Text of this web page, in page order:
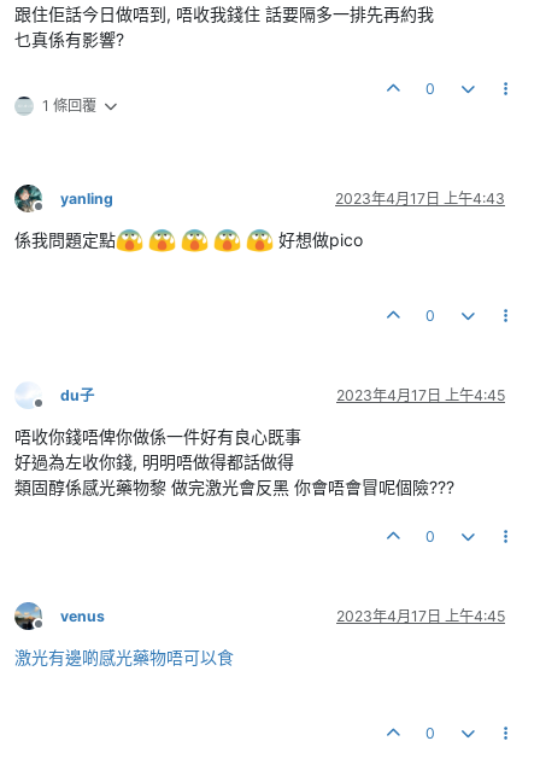
跟住佢話今日做唔到, 唔收我錢住 話要隔多一排先再約我
乜真係有影響?
1 條回覆
0
離線
yanling 2023年4月17日 上午4:43
係我問題定點 好想做pico
0
離線
du子 2023年4月17日 上午4:45
唔收你錢唔俾你做係一件好有良心既事
好過為左收你錢, 明明唔做得都話做得
類固醇係感光藥物黎 做完激光會反黑 你會唔會冒呢個險???
0
離線
venus 2023年4月17日 上午4:45
激光有邊啲感光藥物唔可以食
0